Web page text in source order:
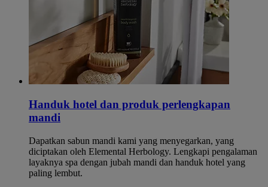
Handuk hotel dan produk perlengkapan
mandi
Dapatkan sabun mandi kami yang menyegarkan, yang
diciptakan oleh Elemental Herbology. Lengkapi pengalaman
layaknya spa dengan jubah mandi dan handuk hotel yang
paling lembut.